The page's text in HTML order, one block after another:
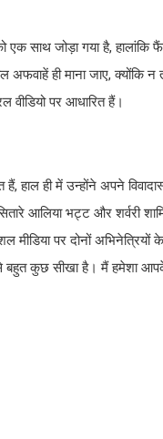
एक साथ जोड़ा गया है,
ही माना जाए, क्योंकि
वीडियो पर आधारित हैं।
हैं, हाल ही में उन्होंने अपने
आलिया भट्ट और शर्वरी
मीडिया पर दोनों
कुछ सीखा है। मैं हमेशा